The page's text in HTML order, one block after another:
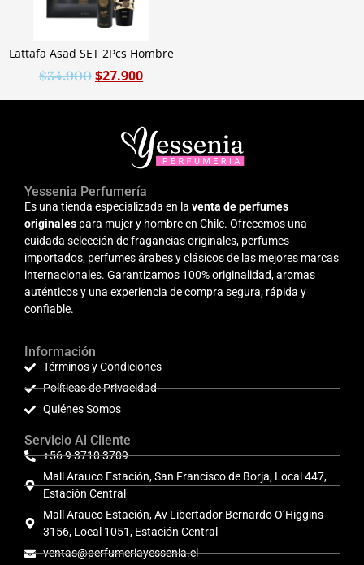
Lattafa Asad SET 2Pcs Hombre
$34.900 $27.900
Yessenia Perfumería
Es una tienda especializada en la venta de perfumes
originales para mujer y hombre en Chile. Ofrecemos una
cuidada selección de fragancias originales, perfumes
importados, perfumes árabes y clásicos de las mejores marcas
internacionales. Garantizamos 100% originalidad, aromas
auténticos y una experiencia de compra segura, rápida y
confiable.
Información
Términos y Condiciones
Políticas de Privacidad
Quiénes Somos
Servicio Al Cliente
+56 9 3710 3709
Mall Arauco Estación, San Francisco de Borja, Local 447,
Estación Central
Mall Arauco Estación, Av Libertador Bernardo O’Higgins
3156, Local 1051, Estación Central
ventas@perfumeriayessenia.cl